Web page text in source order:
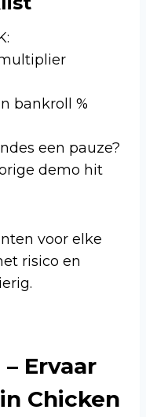
bankroll %
een pauze?
demo hit
voor elke
risico en
Ervaar
Chicken